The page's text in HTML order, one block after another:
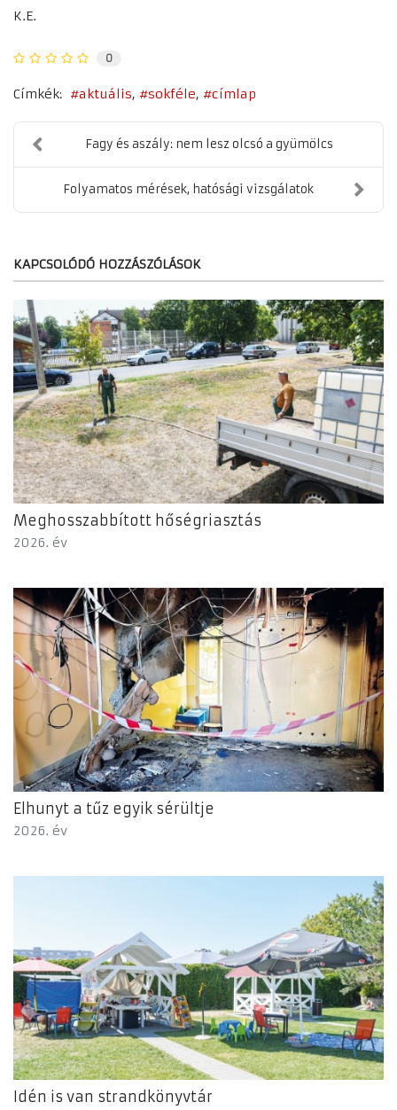
K.E.
0
Címkék: aktuális sokféle címlap
Fagy és aszály: nem lesz olcsó a gyümölcs
Folyamatos mérések, hatósági vizsgálatok
KAPCSOLÓDÓ HOZZÁSZÓLÁSOK
Meghosszabbított hőségriasztás
2026. év
Elhunyt a tűz egyik sérültje
2026. év
Idén is van strandkönyvtár